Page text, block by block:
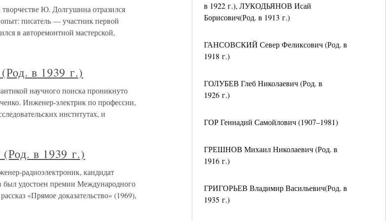
в 1922 г.), ЛУКОДЬЯНОВ Исай
Борисович(Род. в 1913 г.)
ГАНСОВСКИЙ Север Феликсович (Род. в
1918 г.)
ГОЛУБЕВ Глеб Николаевич (Род. в
1926 г.)
ГОР Геннадий Самойлович (1907–1981)
ГРЕШНОВ Михаил Николаевич (Род. в
1916 г.)
ГРИГОРЬЕВ Владимир Васильевич(Род. в
1935 г.)
Ю. Долгушина отразился
писатель — участник первой
в авторемонтной мастерской,
в 1939 г.)
научного поиска проникнуто
Инженер-электрик по профессии,
институтах, и
в 1939 г.)
радиоэлектроник, кандидат
был удостоен премии Международного
«Прямое доказательство» (1969),